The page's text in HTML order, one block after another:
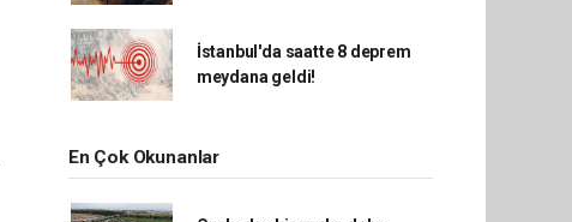
İstanbul'da saatte 8 deprem
meydana geldi!
En Çok Okunanlar